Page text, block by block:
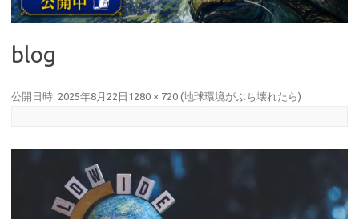
blog
公開日時: 2025年8月22日 1280 × 720 (地球環境がぶち壊れたら)